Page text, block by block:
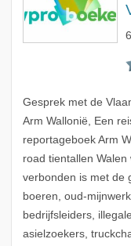
Gesprek met de
Arm Wallonië, Een
reportageboek Arm
road tientallen
verbonden is met de
boeren, oud-
bedrijfsleiders,
asielzoekers,